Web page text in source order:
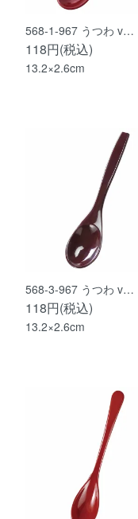
568-1-967 うつわ v…
118円(税込)
13.2×2.6cm
568-3-967 うつわ v…
118円(税込)
13.2×2.6cm